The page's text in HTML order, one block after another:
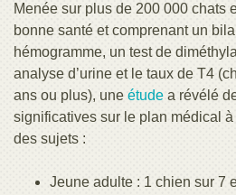
Menée sur plus de 200 000 chats
bonne santé et comprenant un
hémogramme, un test de
analyse d’urine et le taux de T4
ans ou plus), une étude a révélé
significatives sur le plan médical
des sujets :
Jeune adulte : 1 chien sur 7